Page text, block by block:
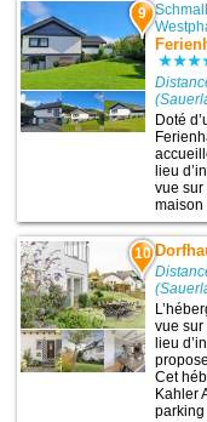
9
Doté
lieu
vue sur
maison
10
vue sur
lieu
Cet
Kahler
parking